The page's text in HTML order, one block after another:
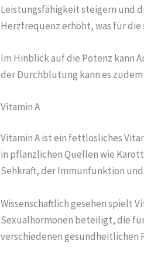
Leistungsfähigkeit steigern und
Herzfrequenz erhöht, was für
Im Hinblick auf die Potenz kann
der Durchblutung kann es
Vitamin A
Vitamin A ist ein fettlösliches
in pflanzlichen Quellen wie
Sehkraft, der Immunfunktion
Wissenschaftlich gesehen spielt
Sexualhormonen beteiligt, die für
verschiedenen